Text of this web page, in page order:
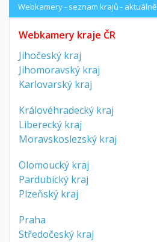
Webkamery - seznam krajů - aktuálně
Webkamery kraje ČR
Jihočeský kraj
Jihomoravský kraj
Karlovarský kraj
Královéhradecký kraj
Liberecký kraj
Moravskoslezský kraj
Olomoucký kraj
Pardubický kraj
Plzeňský kraj
Praha
Středočeský kraj